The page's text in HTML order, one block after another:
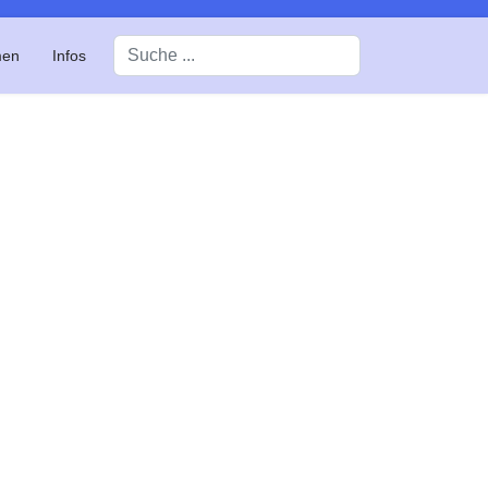
Infos
Suchen